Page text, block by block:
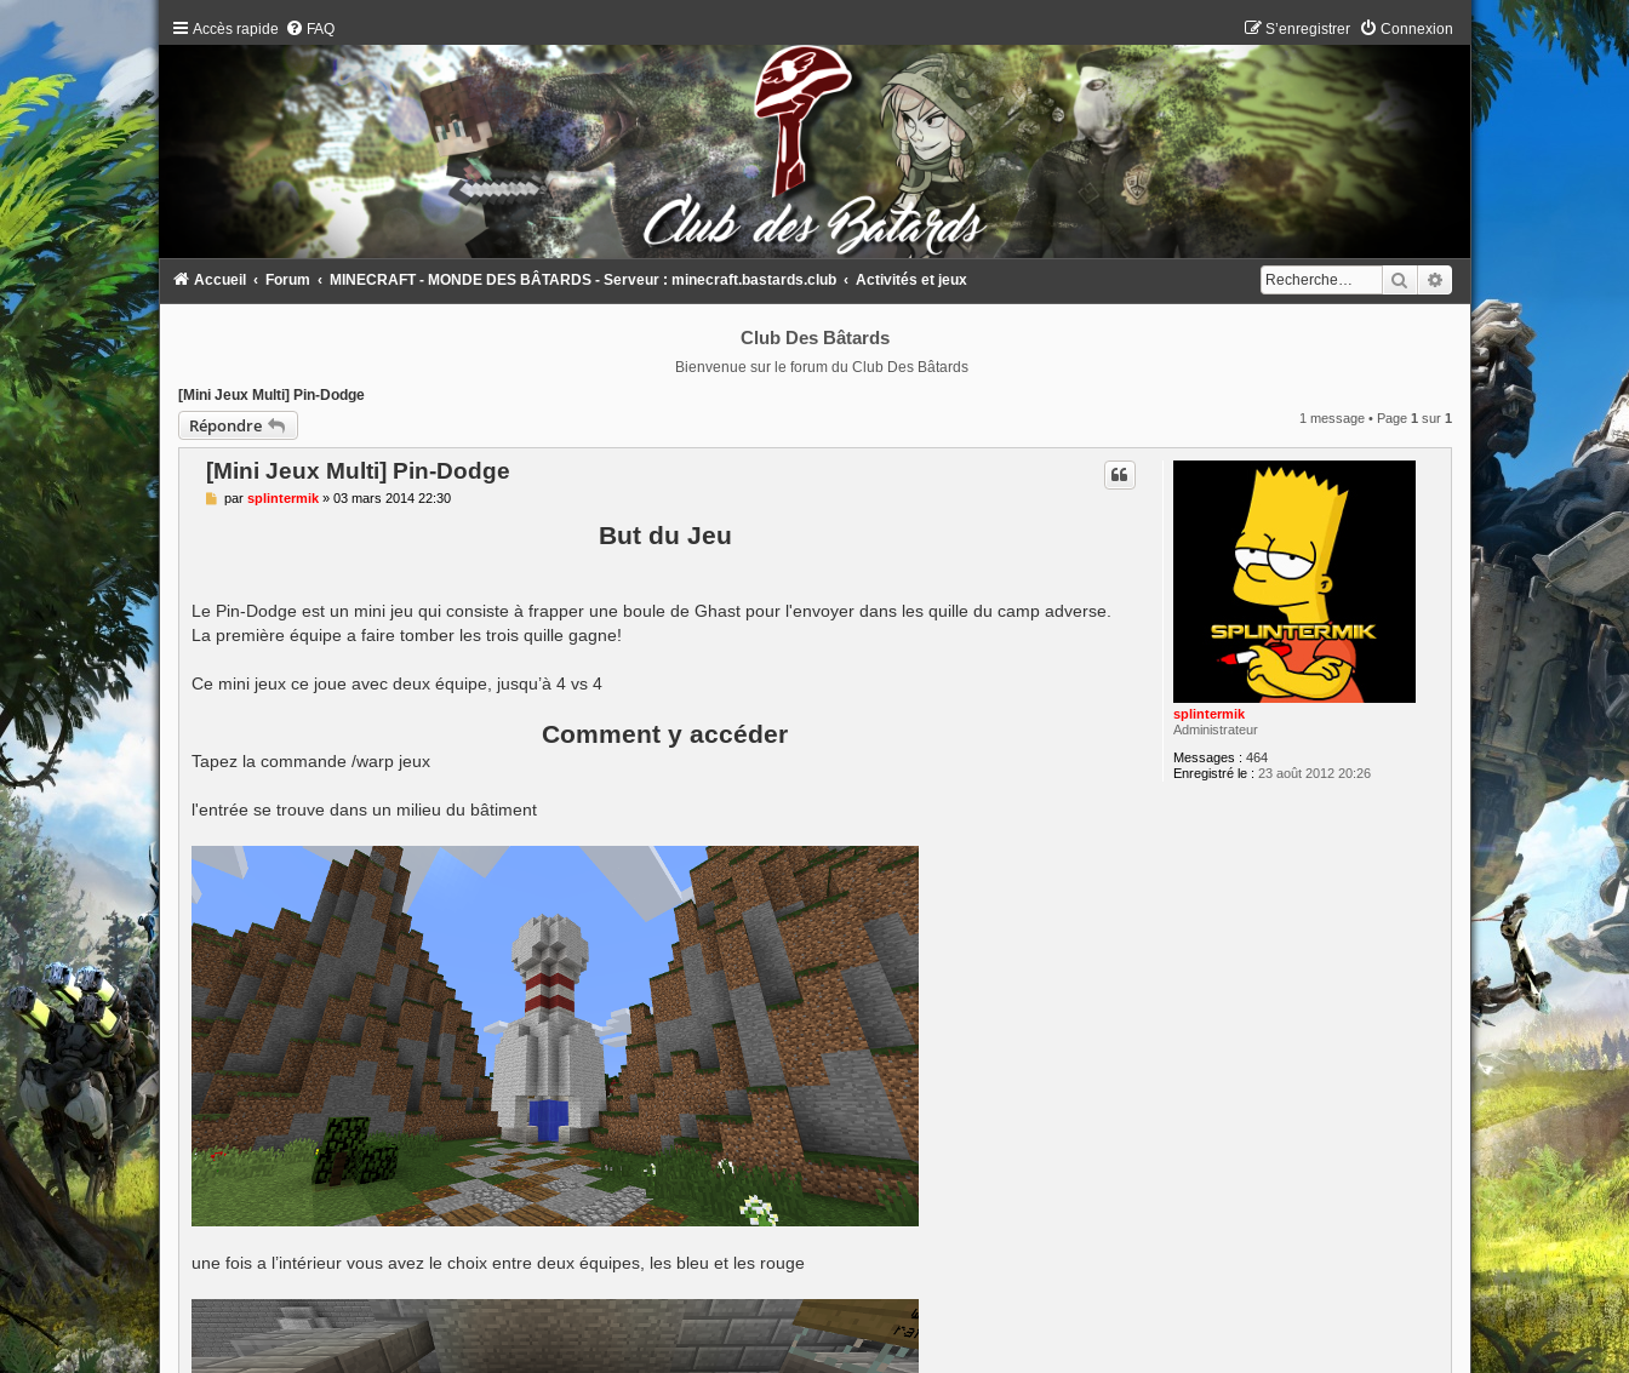
Accès rapide FAQ Connexion
S’enregistrer
Rechercher
Accueil Forum MINECRAFT - MONDE DES BÂTARDS - Serveur : minecraft.bastards.club Activités et jeux
Club Des Bâtards
Bienvenue sur le forum du Club Des Bâtards
[Mini Jeux Multi] Pin-Dodge
Répondre 1 message • Page 1 sur 1
splintermik
Administrateur
Messages : 464
Enregistré le : 23 août 2012 20:26
[Mini Jeux Multi] Pin-Dodge
M
parsplintermik »03 mars 2014 22:30
But du Jeu
Le Pin-Dodge est un mini jeu qui consiste à frapper une boule de Ghast pour l'envoyer dans les quille du camp adverse.
La première équipe a faire tomber les trois quille gagne!
Ce mini jeux ce joue avec deux équipe, jusqu’à 4 vs 4
Comment y accéder
Tapez la commande /warp jeux
l'entrée se trouve dans un milieu du bâtiment
une fois a l’intérieur vous avez le choix entre deux équipes, les bleu et les rouge